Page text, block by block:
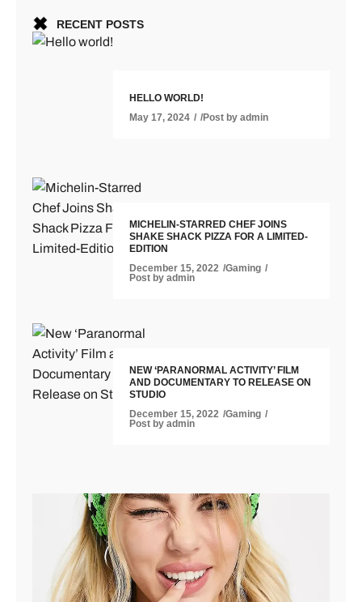
RECENT POSTS
HELLO WORLD!
May 17, 2024
Post by admin
MICHELIN-STARRED CHEF JOINS
SHAKE SHACK PIZZA FOR A LIMITED-
EDITION
December 15, 2022
Gaming
Post by admin
NEW ‘PARANORMAL ACTIVITY’ FILM
AND DOCUMENTARY TO RELEASE ON
STUDIO
December 15, 2022
Gaming
Post by admin